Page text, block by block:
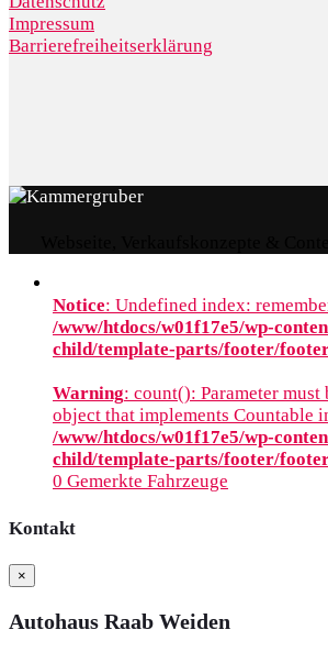
Impressum
Barrierefreiheitserklärung
Notice: Undefined index:
/www/htdocs/w01f17e5/wp-
child/template-parts/footer/
Warning: count(): Parameter must
object that implements Countable
/www/htdocs/w01f17e5/wp-
child/template-parts/footer/
0 Gemerkte Fahrzeuge
Kontakt
×
Autohaus Raab Weiden